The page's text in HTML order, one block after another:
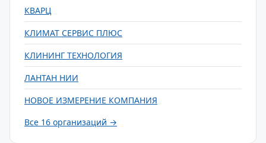
КВАРЦ
КЛИМАТ СЕРВИС ПЛЮС
КЛИНИНГ ТЕХНОЛОГИЯ
ЛАНТАН НИИ
НОВОЕ ИЗМЕРЕНИЕ КОМПАНИЯ
Все 16 организаций →